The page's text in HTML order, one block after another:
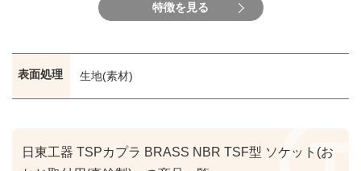
特徴を見る
表面処理 生地(素材)
日東工器 TSPカプラ BRASS NBR TSF型 ソケット(お